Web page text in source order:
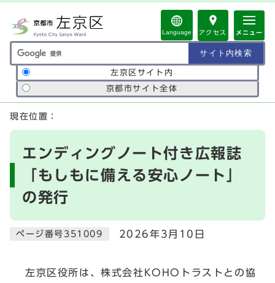
Language アクセス メニュー
サイト内検索の範囲
左京区サイト内
京都市サイト全体
ここから本文です
現在位置：
エンディングノート付き広報誌
「もしもに備える安心ノート」
の発行
ページ番号351009 2026年3月10日
左京区役所は、株式会社KOHOトラストとの協